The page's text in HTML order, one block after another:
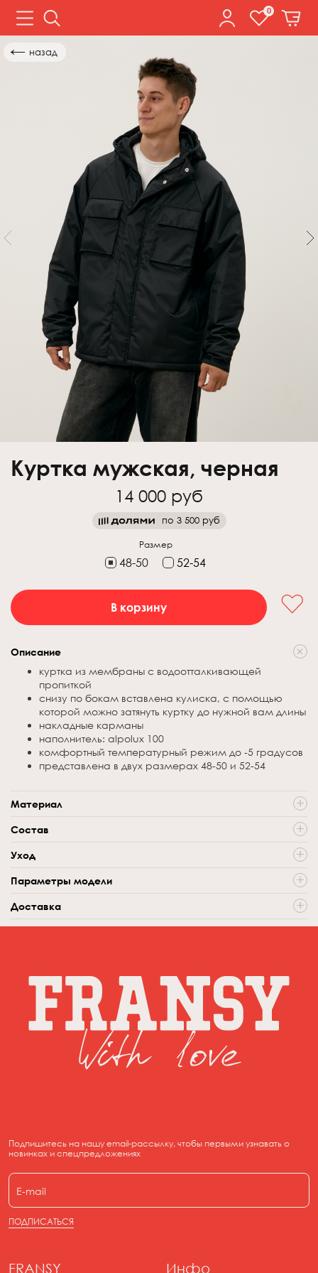
0
← назад
Куртка мужская, черная
14 000 руб
по 3 500 руб
Размер
48-50 52-54
В корзину
Описание
куртка из мембраны с водоотталкивающей
пропиткой
снизу по бокам вставлена кулиска, с помощью
которой можно затянуть куртку до нужной вам длины
накладные карманы
наполнитель: alpolux 100
комфортный температурный режим до -5 градусов
представлена в двух размерах 48-50 и 52-54
Материал
пропиткой
Состав
Уход
Свежие загрязнения можно убрать влажной тряпкой или
салфеткой
рекомендуется ручная или машинная стирка при
температуре не выше 30 градусов
не рекомендуется использовать хлоросодержащие
отбеливатели и порошки
не рекомендуется замачивать
Параметры модели
рост Данила: 193 см
Доставка
Подпишитесь на нашу email-рассылку, чтобы первыми узнавать о
новинках и спецпредложениях
ПОДПИСАТЬСЯ
FRANSY Инфо